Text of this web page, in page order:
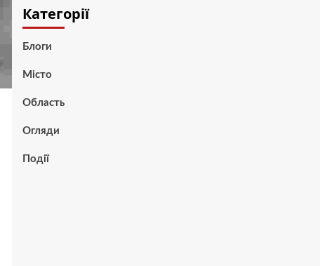
Категорії
Блоги
Місто
Область
Огляди
Події